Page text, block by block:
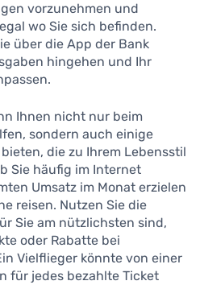
vorzunehmen und
wo Sie sich befinden.
über die App der Bank
hingehen und Ihr
Ihnen nicht nur beim
sondern auch einige
die zu Ihrem Lebensstil
Sie häufig im Internet
Umsatz im Monat erzielen
reisen. Nutzen Sie die
Sie am nützlichsten sind,
oder Rabatte bei
Vielflieger könnte von einer
für jedes bezahlte Ticket